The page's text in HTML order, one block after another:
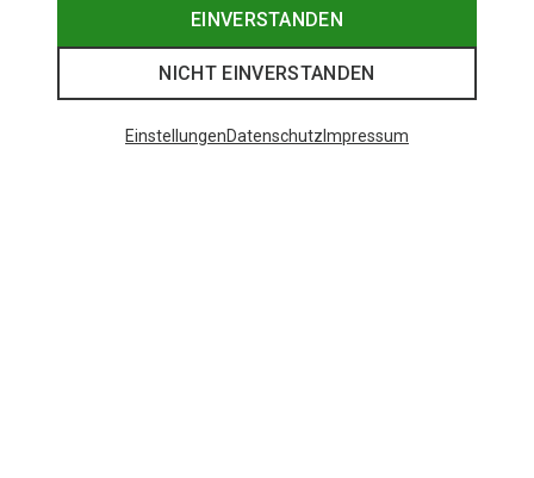
EINVERSTANDEN
NICHT EINVERSTANDEN
EinstellungenDatenschutz Impressum